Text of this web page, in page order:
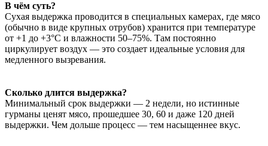
В чём суть?
Сухая выдержка проводится в специальных камерах, где мясо
(обычно в виде крупных отрубов) хранится при температуре
от +1 до +3°C и влажности 50–75%. Там постоянно
циркулирует воздух — это создает идеальные условия для
медленного вызревания.
Сколько длится выдержка?
Минимальный срок выдержки — 2 недели, но истинные
гурманы ценят мясо, прошедшее 30, 60 и даже 120 дней
выдержки. Чем дольше процесс — тем насыщеннее вкус.